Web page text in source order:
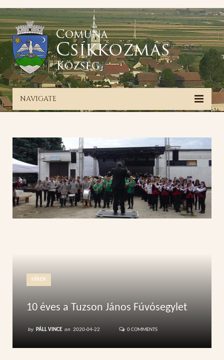
NAVIGATE
HÍREK
10 éves a Tuzson János Fúvósegylet
by PÁLL VINCE on 2020-04-22 0 COMMENTS